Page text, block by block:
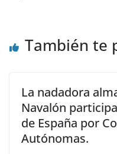
También te
La nadadora
Navalón
de España por
Autónomas.